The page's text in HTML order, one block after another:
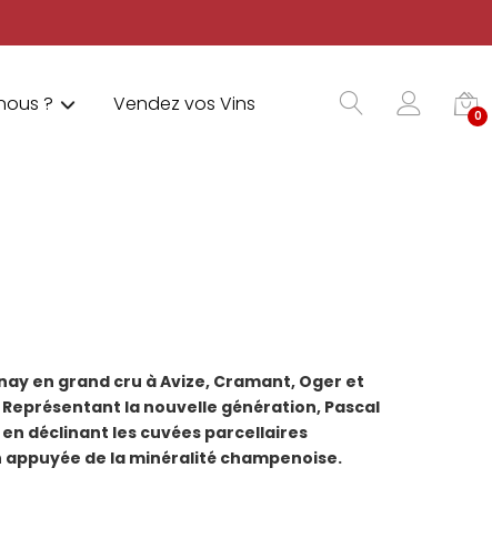
? Vendez vos Vins 0
en grand cru à Avize, Cramant, Oger et
la nouvelle génération, Pascal
déclinant les cuvées parcellaires
de la minéralité champenoise.